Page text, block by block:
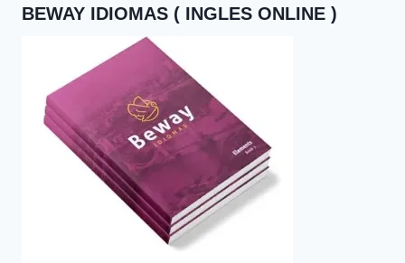
BEWAY IDIOMAS ( INGLES ONLINE )